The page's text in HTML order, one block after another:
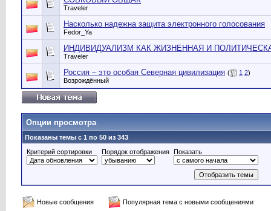
Traveler
Насколько надежна защита электронного голосования
Fedor_Ya
ИНДИВИДУАЛИЗМ КАК ЖИЗНЕННАЯ И
Traveler
Россия – это особая Северная цивилизация ( 1 2)
Возрождённый
Опции просмотра
Показаны темы с 1 по 50 из 343
Критерий сортировки
Порядок отображения Показать
Новые сообщения
Популярная тема с новыми сообщениями